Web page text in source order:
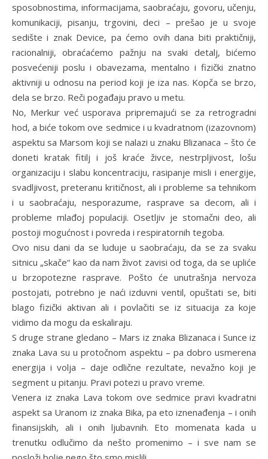
sposobnostima, informacijama, saobraćaju, govoru, učenju,
komunikaciji, pisanju, trgovini, deci – prešao je u svoje
sedište i znak Device, pa ćemo ovih dana biti praktičniji,
racionalniji, obraćaćemo pažnju na svaki detalj, bićemo
posvećeniji poslu i obavezama, mentalno i fizički znatno
aktivniji u odnosu na period koji je iza nas. Kopča se brzo,
dela se brzo. Reči pogađaju pravo u metu.
No, Merkur već usporava pripremajući se za retrogradni
hod, a biće tokom ove sedmice i u kvadratnom (izazovnom)
aspektu sa Marsom koji se nalazi u znaku Blizanaca – što će
doneti kratak fitilj i još kraće živce, nestrpljivost, lošu
organizaciju i slabu koncentraciju, rasipanje misli i energije,
svadljivost, preteranu kritičnost, ali i probleme sa tehnikom
i u saobraćaju, nesporazume, rasprave sa decom, ali i
probleme mlađoj populaciji. Osetljiv je stomačni deo, ali
postoji mogućnost i povreda i respiratornih tegoba.
Ovo nisu dani da se luduje u saobraćaju, da se za svaku
sitnicu „skače“ kao da nam život zavisi od toga, da se upliće
u brzopotezne rasprave. Pošto će unutrašnja nervoza
postojati, potrebno je naći izduvni ventil, opuštati se, biti
blago fizički aktivan ali i povlačiti se iz situacija za koje
vidimo da mogu da eskaliraju.
S druge strane gledano – Mars iz znaka Blizanaca i Sunce iz
znaka Lava su u protočnom aspektu – pa dobro usmerena
energija i volja – daje odlične rezultate, nevažno koji je
segment u pitanju. Pravi potezi u pravo vreme.
Venera iz znaka Lava tokom ove sedmice pravi kvadratni
aspekt sa Uranom iz znaka Bika, pa eto iznenađenja – i onih
finansijskih, ali i onih ljubavnih. Eto momenata kada u
trenutku odlučimo da nešto promenimo – i sve nam se